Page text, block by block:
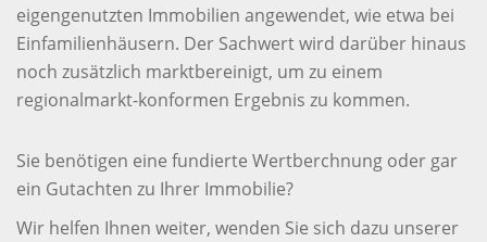
eigengenutzten Immobilien angewendet, wie etwa bei
Einfamilienhäusern. Der Sachwert wird darüber hinaus
noch zusätzlich marktbereinigt, um zu einem
regionalmarkt-konformen Ergebnis zu kommen.
Sie benötigen eine fundierte Wertberchnung oder gar
ein Gutachten zu Ihrer Immobilie?
Wir helfen Ihnen weiter, wenden Sie sich dazu unserer